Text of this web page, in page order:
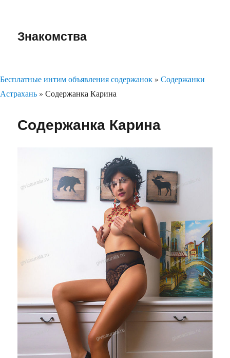
Знакомства
Бесплатные интим объявления содержанок» Содержанки
Астрахань» Содержанка Карина
Содержанка Карина